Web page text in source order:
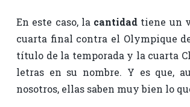
En este caso, la cantidad tiene un
cuarta final contra el Olympique
título de la temporada y la cuarta
letras en su nombre. Y es que,
nosotros, ellas saben muy bien lo